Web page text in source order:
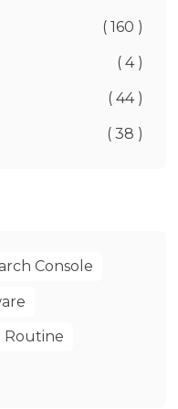
( 160 )
( 4 )
( 44 )
( 38 )
Console
Routine